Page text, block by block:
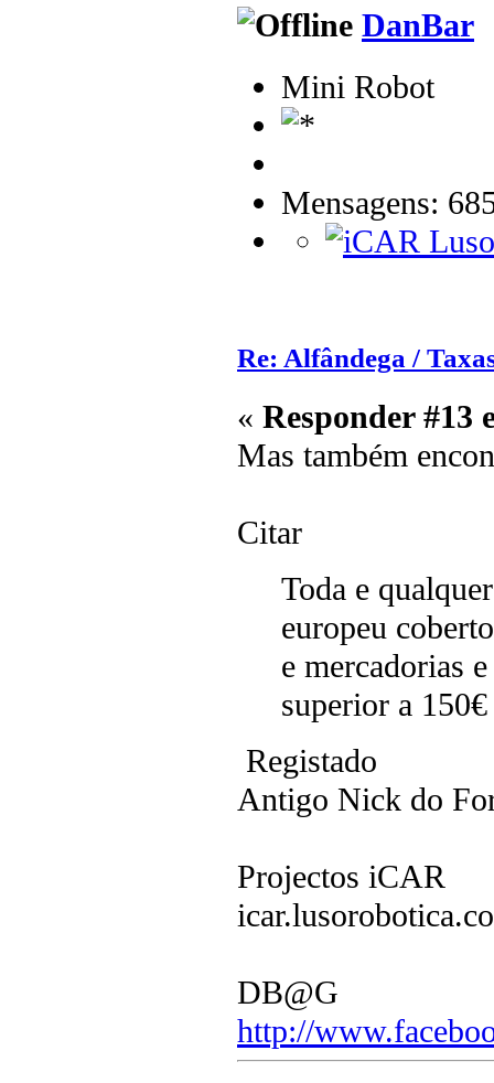
DanBar
Mini Robot
Mensagens:
Re: Alfândega /
« Responder #13
Mas também
Citar
Toda e
europeu
e mercadorias
superior a
Registado
Antigo Nick do
Projectos iCAR
DB@G
http://